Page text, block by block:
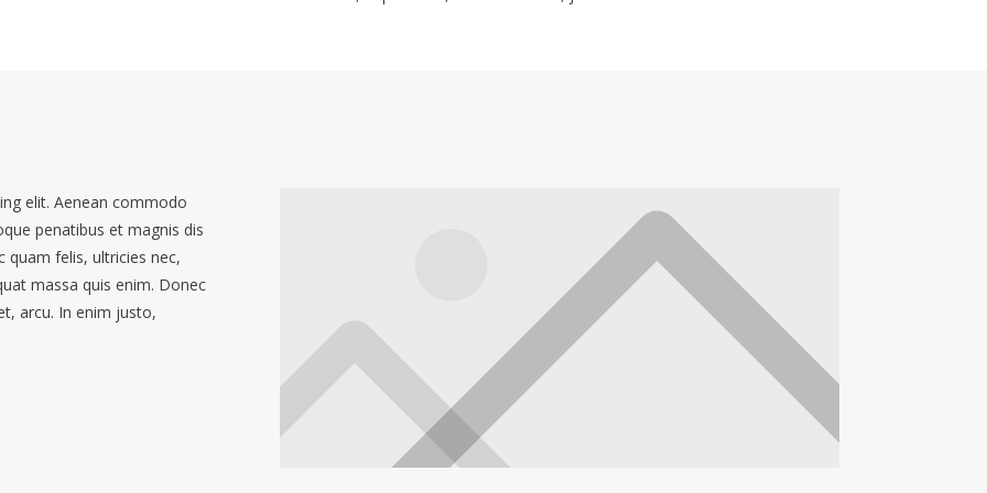
elit. Aenean commodo
penatibus et magnis dis
quam felis, ultricies nec,
massa quis enim. Donec
arcu. In enim justo,